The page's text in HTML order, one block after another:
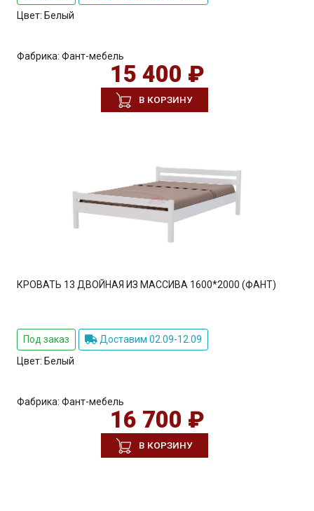
Цвет: Белый
Фабрика: Фант-мебель
15 400 ₽
В КОРЗИНУ
КРОВАТЬ 13 ДВОЙНАЯ ИЗ МАССИВА 1600*2000 (ФАНТ)
Под заказ
Доставим 02.09-12.09
Цвет: Белый
Фабрика: Фант-мебель
16 700 ₽
В КОРЗИНУ